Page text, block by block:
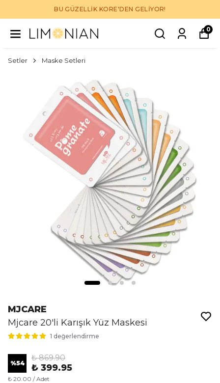
BU GÜZELLİK KORE'DEN GELİYOR!
0
Setler Maske Setleri
MJCARE
Mjcare 20'li Karışık Yüz Maskesi
1 değerlendirme
%54
₺ 869.90
₺ 399.95
₺ 20.00 / Adet